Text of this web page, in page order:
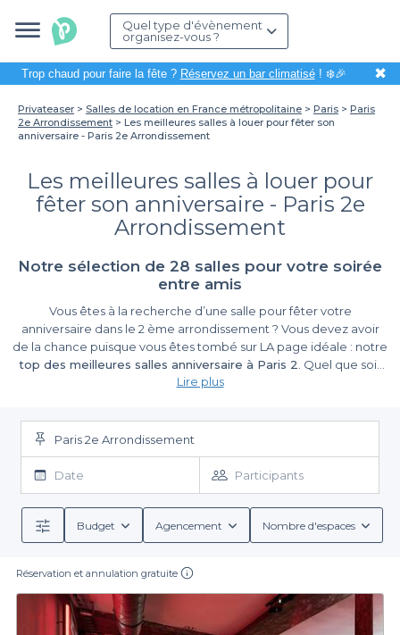
Quel type d'évènement
organisez-vous ?
Trop chaud pour faire la fête ? Réservez un bar climatisé! ❄️🎉 ✖
Privateaser Salles de location en France métropolitaine Paris
Paris
2e Arrondissement
Les meilleures salles à louer pour fêter son
anniversaire - Paris 2e Arrondissement
Les meilleures salles à louer pour
fêter son anniversaire - Paris 2e
Arrondissement
Notre sélection de 28 salles pour votre soirée
entre amis
Vous êtes à la recherche d’une salle pour fêter votre
anniversaire dans le 2 ème arrondissement ? Vous devez avoir
de la chance puisque vous êtes tombé sur LA page idéale : notre
top des meilleures salles anniversaire à Paris 2 . Quel que soit
le type de salle pour anniversaire à Paris que vous recherchiez,
vos invités, vous pouvez être sûr de trouver votre bonheur avec
notre sélection. On vous a trouvé les plus beaux lieux pour votre
anniversaire, ceux qui apporteront des étoiles dans les yeux de
vos invités. Alors réservez au plus vite votre salle anniversaire
charge par notre équipe de professionnels pour organiser votre
événement : et tout sera si bien huilé que vous pourrez sans
problème ajouter une étincelle d’inattendu... Notre devise :
Lire plus
Paris 2e Arrondissement
Date Participants
Budget Agencement Nombre d'espaces
Réservation et annulation gratuite